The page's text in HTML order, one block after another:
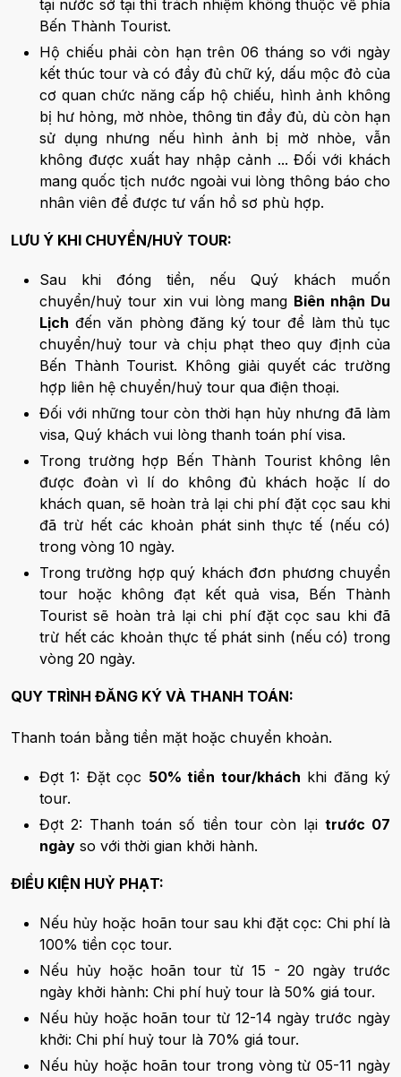
tại nước sở tại thì trách nhiệm không thuộc về phía
Bến Thành Tourist.
Hộ chiếu phải còn hạn trên 06 tháng so với ngày
kết thúc tour và có đầy đủ chữ ký, dấu mộc đỏ của
cơ quan chức năng cấp hộ chiếu, hình ảnh không
bị hư hỏng, mờ nhòe, thông tin đầy đủ, dù còn hạn
sử dụng nhưng nếu hình ảnh bị mờ nhòe, vẫn
không được xuất hay nhập cảnh ... Đối với khách
mang quốc tịch nước ngoài vui lòng thông báo cho
nhân viên để được tư vấn hồ sơ phù hợp.
LƯU Ý KHI CHUYỂN/HUỶ TOUR:
Sau khi đóng tiền, nếu Quý khách muốn
chuyển/huỷ tour xin vui lòng mang Biên nhận Du
Lịch đến văn phòng đăng ký tour để làm thủ tục
chuyển/huỷ tour và chịu phạt theo quy định của
Bến Thành Tourist. Không giải quyết các trường
hợp liên hệ chuyển/huỷ tour qua điện thoại.
Đối với những tour còn thời hạn hủy nhưng đã làm
visa, Quý khách vui lòng thanh toán phí visa.
Trong trường hợp Bến Thành Tourist không lên
được đoàn vì lí do không đủ khách hoặc lí do
khách quan, sẽ hoàn trả lại chi phí đặt cọc sau khi
đã trừ hết các khoản phát sinh thực tế (nếu có)
trong vòng 10 ngày.
Trong trường hợp quý khách đơn phương chuyển
tour hoặc không đạt kết quả visa, Bến Thành
Tourist sẽ hoàn trả lại chi phí đặt cọc sau khi đã
trừ hết các khoản thực tế phát sinh (nếu có) trong
vòng 20 ngày.
QUY TRÌNH ĐĂNG KÝ VÀ THANH TOÁN:
Thanh toán bằng tiền mặt hoặc chuyển khoản.
Đợt 1: Đặt cọc 50% tiền tour/khách khi đăng ký
tour.
Đợt 2: Thanh toán số tiền tour còn lại trước 07
ngày so với thời gian khởi hành.
ĐIỀU KIỆN HUỶ PHẠT:
Nếu hủy hoặc hoãn tour sau khi đặt cọc: Chi phí là
100% tiền cọc tour.
Nếu hủy hoặc hoãn tour từ 15 - 20 ngày trước
ngày khởi hành: Chi phí huỷ tour là 50% giá tour.
Nếu hủy hoặc hoãn tour từ 12-14 ngày trước ngày
khởi: Chi phí huỷ tour là 70% giá tour.
Nếu hủy hoặc hoãn tour trong vòng từ 05-11 ngày